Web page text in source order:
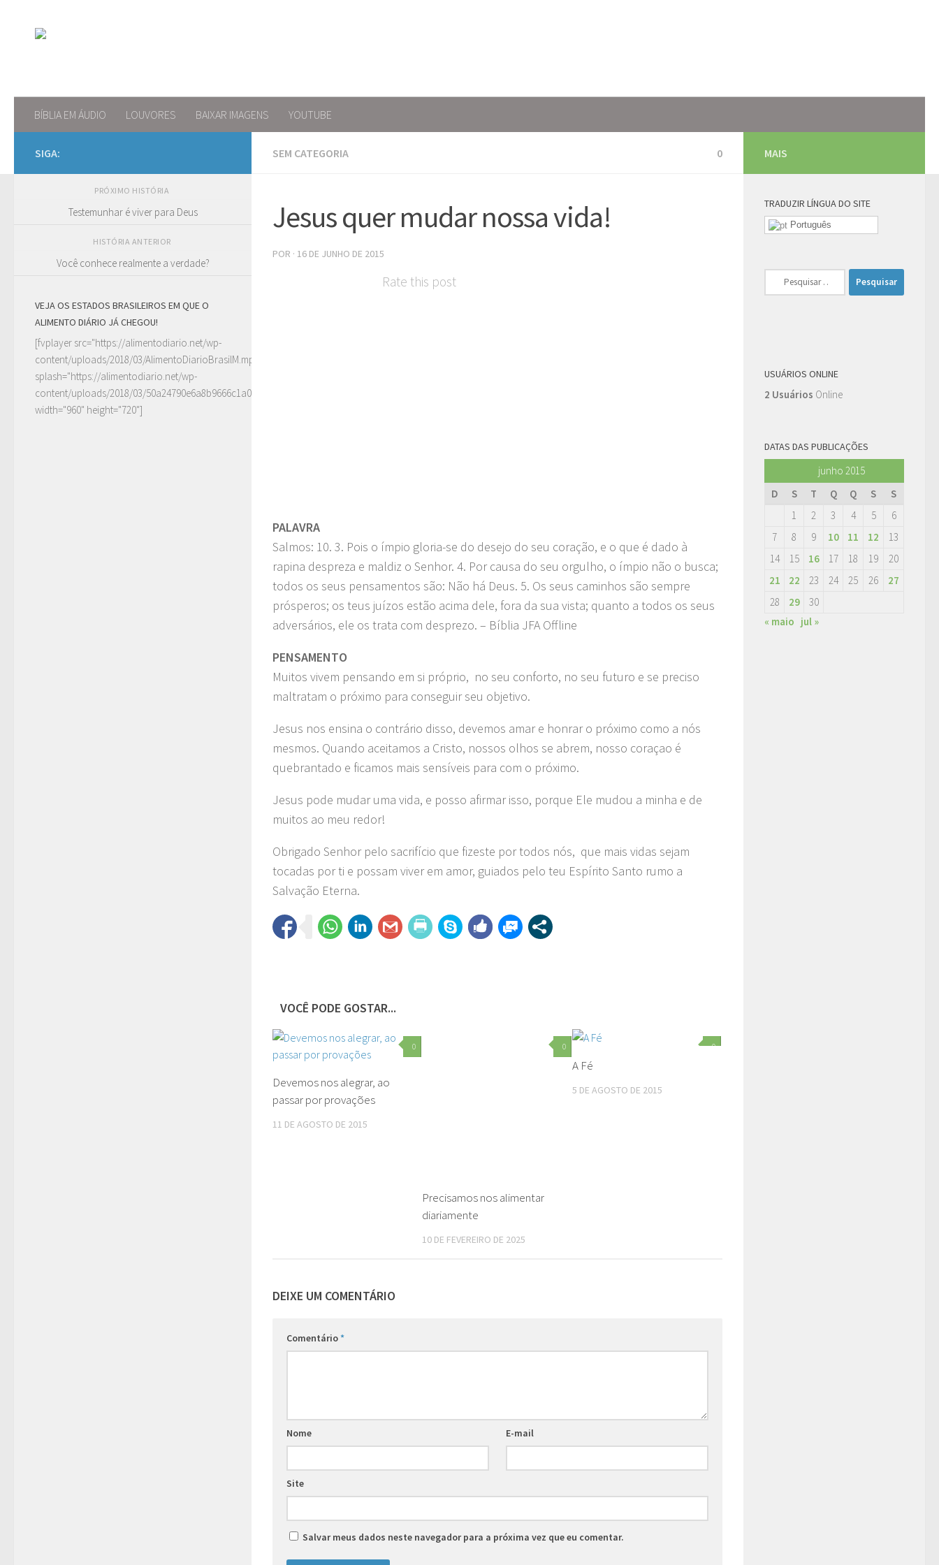
BÍBLIA EM ÁUDIO LOUVORES BAIXAR IMAGENS YOUTUBE
SEM CATEGORIA 0
Jesus quer mudar nossa vida!
POR · 16 DE JUNHO DE 2015
Rate this post
PALAVRA
Salmos: 10. 3. Pois o ímpio gloria-se do desejo do seu coração, e o que é dado à
rapina despreza e maldiz o Senhor. 4. Por causa do seu orgulho, o ímpio não o busca;
todos os seus pensamentos são: Não há Deus. 5. Os seus caminhos são sempre
prósperos; os teus juízos estão acima dele, fora da sua vista; quanto a todos os seus
adversários, ele os trata com desprezo. – Bíblia JFA Offline
PENSAMENTO
Muitos vivem pensando em si próprio, no seu conforto, no seu futuro e se preciso
maltratam o próximo para conseguir seu objetivo.
Jesus nos ensina o contrário disso, devemos amar e honrar o próximo como a nós
mesmos. Quando aceitamos a Cristo, nossos olhos se abrem, nosso coraçao é
quebrantado e ficamos mais sensíveis para com o próximo.
Jesus pode mudar uma vida, e posso afirmar isso, porque Ele mudou a minha e de
muitos ao meu redor!
Obrigado Senhor pelo sacrifício que fizeste por todos nós, que mais vidas sejam
tocadas por ti e possam viver em amor, guiados pelo teu Espírito Santo rumo a
Salvação Eterna.
VOCÊ PODE GOSTAR...
0
Devemos nos alegrar, ao
passar por provações
11 DE AGOSTO DE 2015
0
Precisamos nos alimentar
diariamente
10 DE FEVEREIRO DE 2025
0
A Fé
5 DE AGOSTO DE 2015
DEIXE UM COMENTÁRIO
Comentário*
Nome E-mail
Site
Salvar meus dados neste navegador para a próxima vez que eu comentar.
SIGA:
PRÓXIMO HISTÓRIA
Testemunhar é viver para Deus
HISTÓRIA ANTERIOR
Você conhece realmente a verdade?
VEJA OS ESTADOS BRASILEIROS EM QUE O
ALIMENTO DIÁRIO JÁ CHEGOU!
[fvplayer src="https://alimentodiario.net/wp-
content/uploads/2018/03/AlimentoDiarioBrasilM.mp4"
splash="https://alimentodiario.net/wp-
content/uploads/2018/03/50a24790e6a8b9666c1a0c6b2a87ad5d2.png"
width="960" height="720"]
MAIS
TRADUZIR LÍNGUA DO SITE
Português
Pesquisar
por:
USUÁRIOS ONLINE
2 Usuários Online
DATAS DAS PUBLICAÇÕES
junho 2015
D
S T Q Q S
S
1
2 3 4 5
6
7
8 9 10 11 12
13
14
15 16 17 18 19
20
21
22 23 24 25 26
27
28
29
30
« maio jul »